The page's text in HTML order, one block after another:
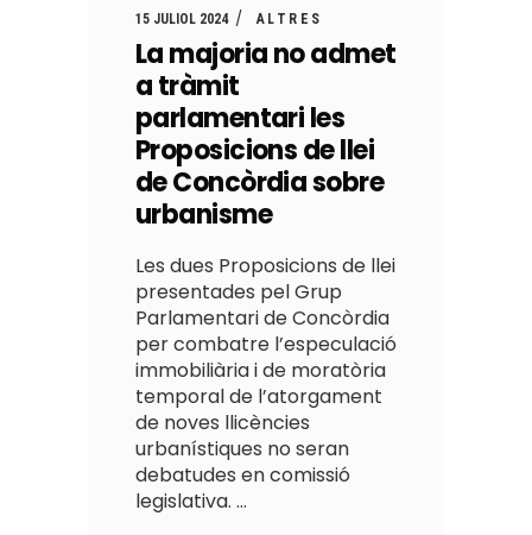
15 JULIOL 2024 ALTRES
La majoria no admet
a tràmit
parlamentari les
Proposicions de llei
de Concòrdia sobre
urbanisme
Les dues Proposicions de llei
presentades pel Grup
Parlamentari de Concòrdia
per combatre l’especulació
immobiliària i de moratòria
temporal de l’atorgament
de noves llicències
urbanístiques no seran
debatudes en comissió
legislativa.